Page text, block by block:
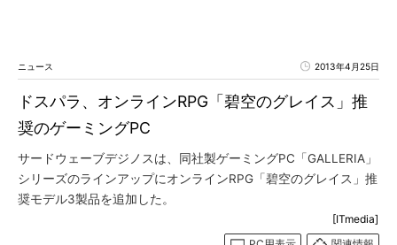
ニュース 2013年4月25日
ドスパラ、オンラインRPG「碧空のグレイス」推
奨のゲーミングPC
サードウェーブデジノスは、同社製ゲーミングPC「GALLERIA」
シリーズのラインアップにオンラインRPG「碧空のグレイス」推
奨モデル3製品を追加した。
[ITmedia]